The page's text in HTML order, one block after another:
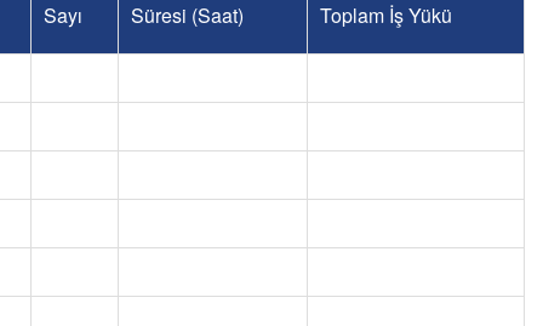
Sayı Süresi (Saat) Toplam İş Yükü